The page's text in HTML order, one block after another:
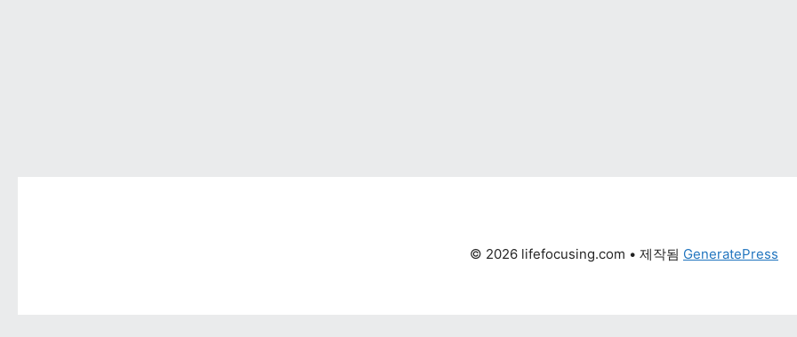
© 2026 lifefocusing.com • 제작됨 GeneratePress